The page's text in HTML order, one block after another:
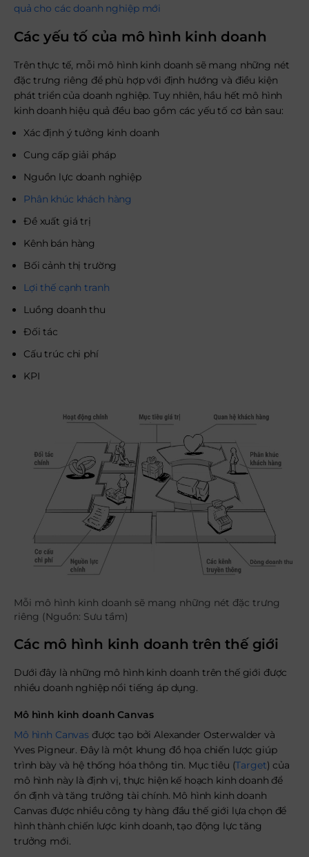
quả cho các doanh nghiệp mới
Các yếu tố của mô hình kinh doanh
Trên thực tế, mỗi mô hình kinh doanh sẽ mang những nét
đặc trưng riêng để phù hợp với định hướng và điều kiện
phát triển của doanh nghiệp. Tuy nhiên, hầu hết mô hình
kinh doanh hiệu quả đều bao gồm các yếu tố cơ bản sau:
Xác định ý tưởng kinh doanh
Cung cấp giải pháp
Nguồn lực doanh nghiệp
Phân khúc khách hàng
Đề xuất giá trị
Kênh bán hàng
Bối cảnh thị trường
Lợi thế cạnh tranh
Luồng doanh thu
Đối tác
Cấu trúc chi phí
KPI
Mỗi mô hình kinh doanh sẽ mang những nét đặc trưng
riêng (Nguồn: Sưu tầm)
Các mô hình kinh doanh trên thế giới
Dưới đây là những mô hình kinh doanh trên thế giới được
nhiều doanh nghiệp nổi tiếng áp dụng.
Mô hình kinh doanh Canvas
Mô hình Canvas được tạo bởi Alexander Osterwalder và
Yves Pigneur. Đây là một khung đồ họa chiến lược giúp
trình bày và hệ thống hóa thông tin. Mục tiêu (Target) của
mô hình này là định vị, thực hiện kế hoạch kinh doanh để
ổn định và tăng trưởng tài chính. Mô hình kinh doanh
Canvas được nhiều công ty hàng đầu thế giới lựa chọn để
hình thành chiến lược kinh doanh, tạo động lực tăng
trưởng mới.